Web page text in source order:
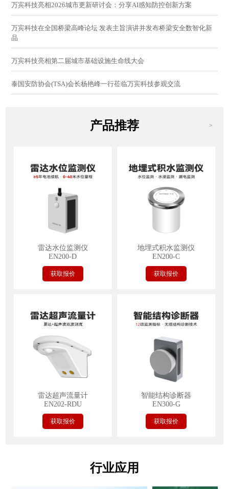
万宾科技亮相2026城市更新研讨会：分享AI感知防控创新方案
万宾科技在全国桥梁高峰论坛 发表主旨演讲并发布桥梁安全数智化新
品
万宾科技亮相第二届城市基础设施生命线大会
泰国安防协会(TSA)会长杨艳峰一行莅临万宾科技参观交流
产品推荐 >
雷达水位监测仪
EN200-D
获取报价
地埋式积水监测仪
EN200-C
获取报价
雷达超声流量计
EN202-RDU
获取报价
智能结构诊断器
EN300-G
获取报价
行业应用